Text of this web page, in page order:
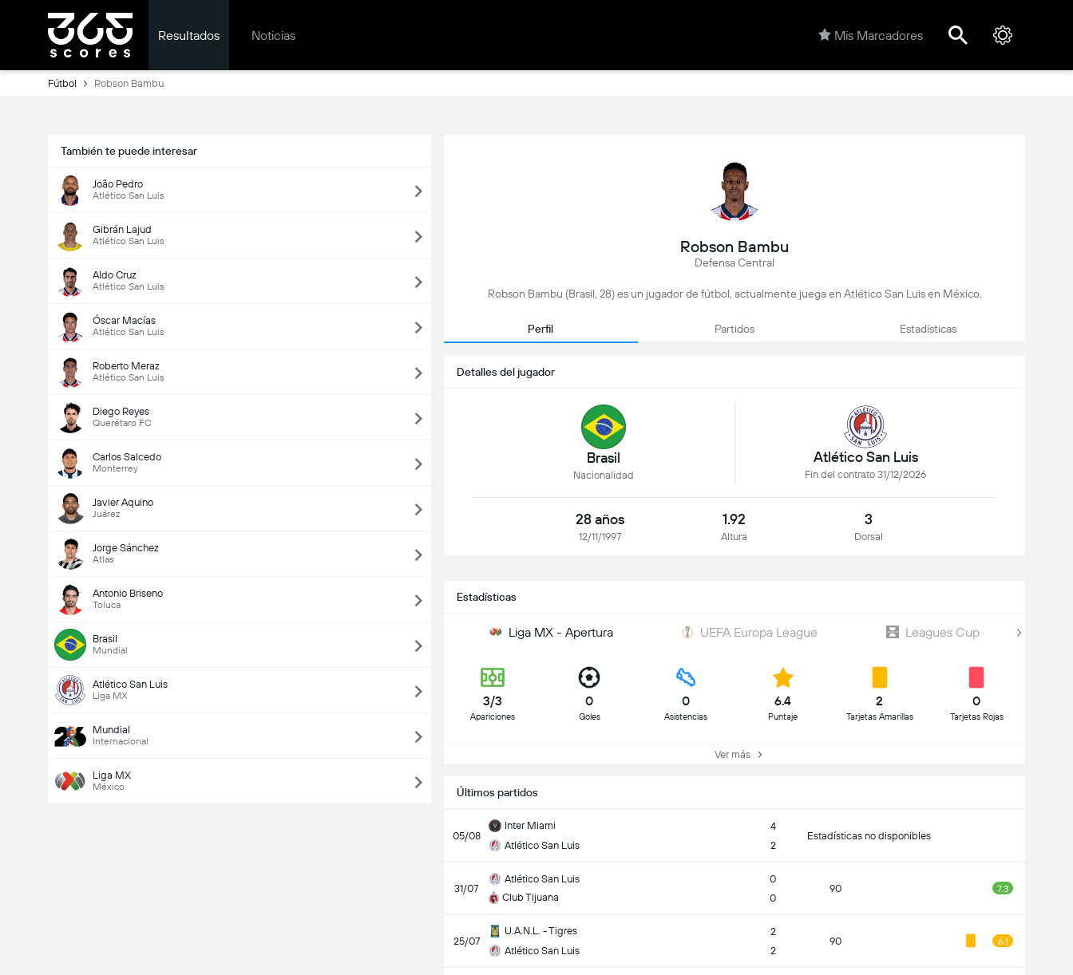
Resultados Noticias Mis Marcadores
Fútbol Robson Bambu
También te puede interesar
João Pedro
Atlético San Luis
Gibrán Lajud
Atlético San Luis
Aldo Cruz
Atlético San Luis
Óscar Macías
Atlético San Luis
Roberto Meraz
Atlético San Luis
Diego Reyes
Querétaro FC
Carlos Salcedo
Monterrey
Javier Aquino
Juárez
Jorge Sánchez
Atlas
Antonio Briseno
Toluca
Brasil
Mundial
Atlético San Luis
Liga MX
Mundial
Internacional
Liga MX
México
Robson Bambu
Defensa Central
Robson Bambu (Brasil, 28) es un jugador de fútbol, actualmente juega en Atlético San Luis en México.
Perfil Partidos Estadísticas
Detalles del jugador
Brasil
Nacionalidad
Atlético San Luis
Fin del contrato 31/12/2026
28 años
12/11/1997
1.92
Altura
3
Dorsal
Estadísticas
Liga MX - Apertura UEFA Europa League Leagues Cup
3/3
Apariciones
0
Goles
0
Asistencias
6.4
Puntaje
2
Tarjetas Amarillas
0
Tarjetas Rojas
Ver más
Últimos partidos
05/08
Inter Miami
Atlético San Luis
4
2
Estadísticas no disponibles
31/07
Atlético San Luis
Club Tijuana
0
0
90 7.3
25/07
U.A.N.L. - Tigres
Atlético San Luis
2
2
90 6.1